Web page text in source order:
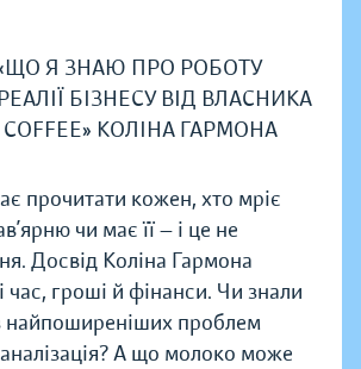
Я ЗНАЮ ПРО РОБОТУ
БІЗНЕСУ ВІД ВЛАСНИКА
КОЛІНА ГАРМОНА
прочитати кожен, хто мріє
чи має її — і це не
Досвід Коліна Гармона
час, гроші й фінанси. Чи знали
найпоширеніших проблем
А що молоко може